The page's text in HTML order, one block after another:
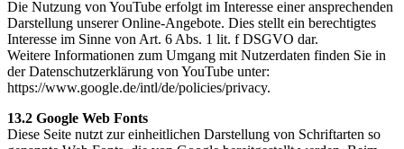
Die Nutzung von YouTube erfolgt im Interesse einer ansprechenden
Darstellung unserer Online-Angebote. Dies stellt ein berechtigtes
Interesse im Sinne von Art. 6 Abs. 1 lit. f DSGVO dar.
Weitere Informationen zum Umgang mit Nutzerdaten finden Sie in
der Datenschutzerklärung von YouTube unter:
https://www.google.de/intl/de/policies/privacy.
13.2 Google Web Fonts
Diese Seite nutzt zur einheitlichen Darstellung von Schriftarten so